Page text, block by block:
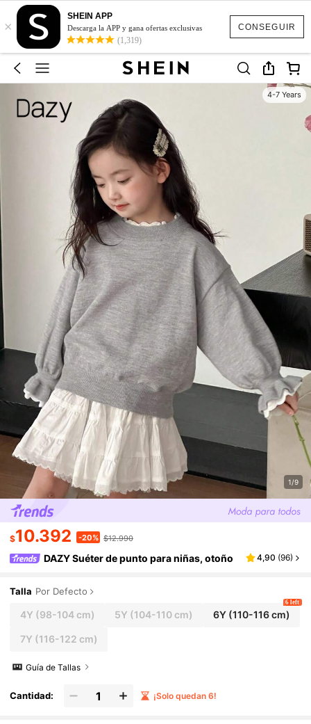
CONSEGUIR
×
SHEIN APP
Descarga la APP y gana ofertas exclusivas
(1,319)
4-7 Years
1/9
$10.392 -20% $12.990
DAZY Suéter de punto para niñas, otoño 4,90 (96)
Talla Por Defecto
4Y (98-104 cm) 5Y (104-110 cm) 6Y(110-116 cm)
6 left
7Y (116-122 cm)
Guía de Tallas
Cantidad: ¡Solo quedan 6!